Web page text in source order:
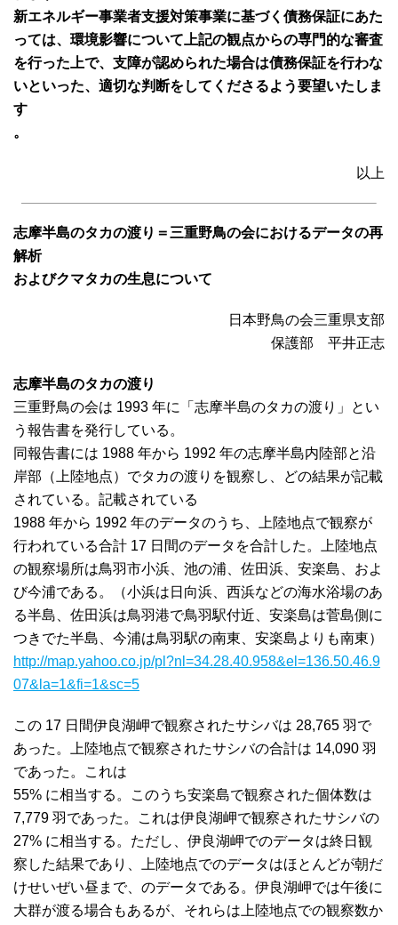
新エネルギー事業者支援対策事業に基づく債務保証にあた
っては、環境影響について上記の観点からの専門的な審査
を行った上で、支障が認められた場合は債務保証を行わな
いといった、適切な判断をしてくださるよう要望いたしま
す
。
以上
志摩半島のタカの渡り＝三重野鳥の会におけるデータの再
解析
およびクマタカの生息について
日本野鳥の会三重県支部
保護部 平井正志
志摩半島のタカの渡り
三重野鳥の会は 1993 年に「志摩半島のタカの渡り」とい
う報告書を発行している。
同報告書には 1988 年から 1992 年の志摩半島内陸部と沿
岸部（上陸地点）でタカの渡りを観察し、どの結果が記載
されている。記載されている
1988 年から 1992 年のデータのうち、上陸地点で観察が
行われている合計 17 日間のデータを合計した。上陸地点
の観察場所は鳥羽市小浜、池の浦、佐田浜、安楽島、およ
び今浦である。（小浜は日向浜、西浜などの海水浴場のあ
る半島、佐田浜は鳥羽港で鳥羽駅付近、安楽島は菅島側に
つきでた半島、今浦は鳥羽駅の南東、安楽島よりも南東）
http://map.yahoo.co.jp/pl?nl=34.28.40.958&el=136.50.46.9
07&la=1&fi=1&sc=5
この 17 日間伊良湖岬で観察されたサシバは 28,765 羽で
あった。上陸地点で観察されたサシバの合計は 14,090 羽
であった。これは
55% に相当する。このうち安楽島で観察された個体数は
7,779 羽であった。これは伊良湖岬で観察されたサシバの
27% に相当する。ただし、伊良湖岬でのデータは終日観
察した結果であり、上陸地点でのデータはほとんどが朝だ
けせいぜい昼まで、のデータである。伊良湖岬では午後に
大群が渡る場合もあるが、それらは上陸地点での観察数か